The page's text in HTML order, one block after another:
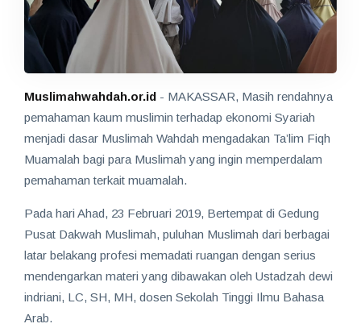
Muslimahwahdah.or.id - MAKASSAR, Masih rendahnya
pemahaman kaum muslimin terhadap ekonomi Syariah
menjadi dasar Muslimah Wahdah mengadakan Ta’lim Fiqh
Muamalah bagi para Muslimah yang ingin memperdalam
pemahaman terkait muamalah.
Pada hari Ahad, 23 Februari 2019, Bertempat di Gedung
Pusat Dakwah Muslimah, puluhan Muslimah dari berbagai
latar belakang profesi memadati ruangan dengan serius
mendengarkan materi yang dibawakan oleh Ustadzah dewi
indriani, LC, SH, MH, dosen Sekolah Tinggi Ilmu Bahasa
Arab.